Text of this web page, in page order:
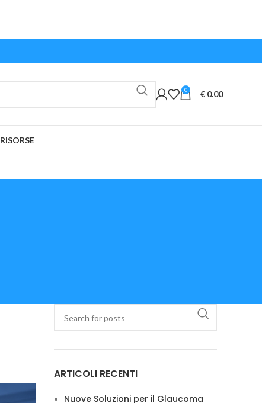
0 € 0.00
RISORSE
ARTICOLI RECENTI
Nuove Soluzioni per il Glaucoma